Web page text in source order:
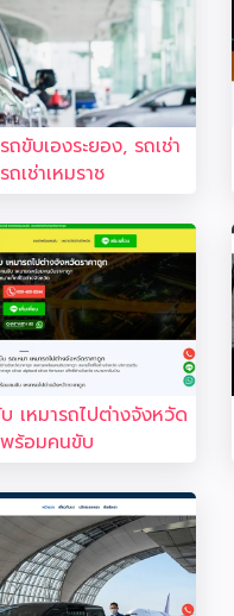
ถขับเองระยอง, รถเช่า
เช่าเหมราช
เหมารถไปต่างจังหวัด
พร้อมคนขับ